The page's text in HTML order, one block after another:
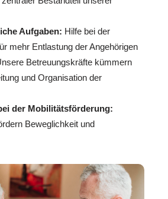
Aufgaben: Hilfe bei der
mehr Entlastung der Angehörigen
Betreuungskräfte kümmern
und Organisation der
der Mobilitätsförderung:
Beweglichkeit und